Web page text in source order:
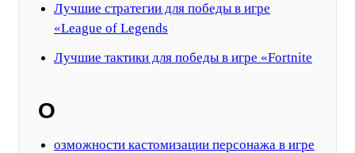
Лучшие стратегии для победы в игре
«League of Legends
Лучшие тактики для победы в игре «Fortnite
О
озможности кастомизации персонажа в игре